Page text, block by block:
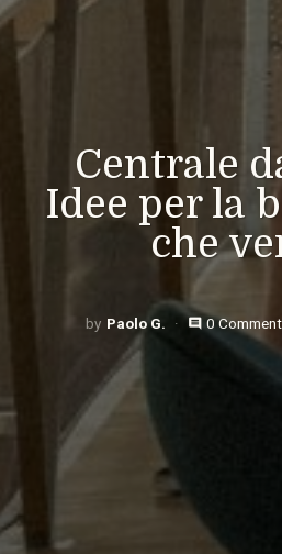
Centrale
Idee per la
che
Paolo G. comment 0